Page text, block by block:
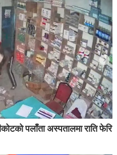
पलाँता अस्पतालमा राति फेरि